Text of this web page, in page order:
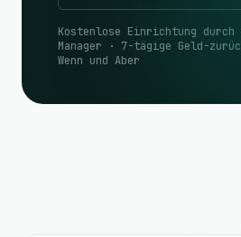
Kostenlose Einrichtung durch
Manager · 7-tägige Geld-
Wenn und Aber